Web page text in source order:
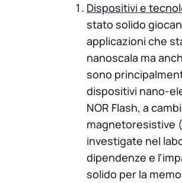
Dispositivi e
stato solido
applicazioni che
nanoscala ma
sono
dispositivi nano-
NOR Flash, a
magnetoresistive
investigate nel
dipendenze e
solido per la